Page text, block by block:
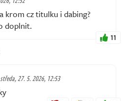
krom cz titulku i dabing?
doplnit.
11
středa, 27. 5. 2026, 12:53